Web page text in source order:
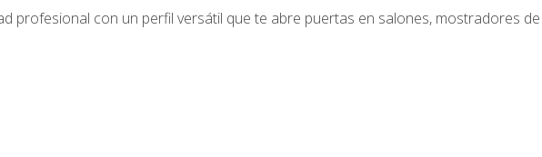
profesional con un perfil versátil que te abre puertas en salones, mostradores